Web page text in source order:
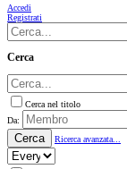
Accedi
Registrati
Cerca
Cerca nel titolo
Da:
Cerca Ricerca avanzata...